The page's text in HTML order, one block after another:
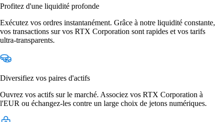
Profitez d'une liquidité profonde
Exécutez vos ordres instantanément. Grâce à notre liquidité constante,
vos transactions sur vos RTX Corporation sont rapides et vos tarifs
ultra-transparents.
Diversifiez vos paires d'actifs
Ouvrez vos actifs sur le marché. Associez vos RTX Corporation à
l'EUR ou échangez-les contre un large choix de jetons numériques.